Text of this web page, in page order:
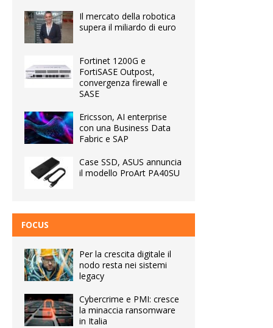
Il mercato della robotica
supera il miliardo di euro
Fortinet 1200G e
FortiSASE Outpost,
convergenza firewall e
SASE
Ericsson, AI enterprise
con una Business Data
Fabric e SAP
Case SSD, ASUS annuncia
il modello ProArt PA40SU
FOCUS
Per la crescita digitale il
nodo resta nei sistemi
legacy
Cybercrime e PMI: cresce
la minaccia ransomware
in Italia